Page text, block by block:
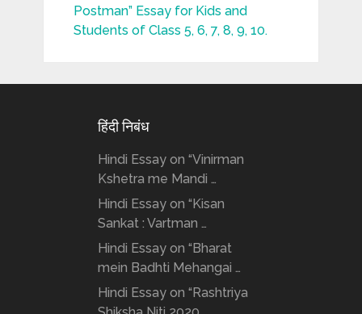
Postman” Essay for Kids and
Students of Class 5, 6, 7, 8, 9, 10.
हिंदी निबंध
Hindi Essay on “Vinirman
Kshetra me Mandi …
Hindi Essay on “Kisan
Sankat : Vartman …
Hindi Essay on “Bharat
mein Badhti Mehangai …
Hindi Essay on “Rashtriya